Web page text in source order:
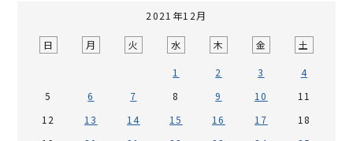
2021年12月
日 月 火 水 木 金 土
1 2 3
4
5
6 7 8 9 10
11
12
13 14 15 16 17
18